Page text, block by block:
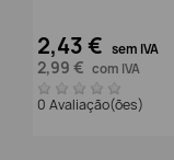
2,43 € sem IVA
2,99 € com IVA
0 Avaliação(ões)